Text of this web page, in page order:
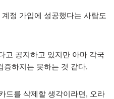
정 가입에 성공했다는 사람도
고 공지하고 있지만 아마 각국
증하지는 못하는 것 같다.
드를 삭제할 생각이라면, 오라